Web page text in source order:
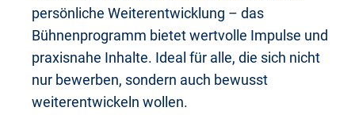
persönliche Weiterentwicklung – das
Bühnenprogramm bietet wertvolle Impulse und
praxisnahe Inhalte. Ideal für alle, die sich nicht
nur bewerben, sondern auch bewusst
weiterentwickeln wollen.